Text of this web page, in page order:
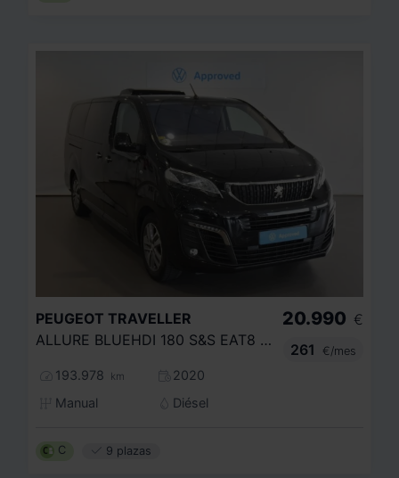
PEUGEOT TRAVELLER
ALLURE BLUEHDI 180 S&S EAT8 LONG
193.978 km
2020
Manual
Diésel
20.990 €
261
€/mes
C 9 plazas